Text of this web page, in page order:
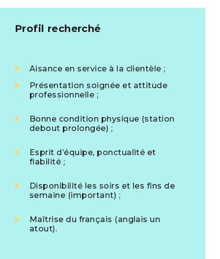
Profil recherché
Aisance en service à la clientèle ;
Présentation soignée et attitude
professionnelle ;
Bonne condition physique (station
debout prolongée) ;
Esprit d’équipe, ponctualité et
fiabilité ;
Disponibilité les soirs et les fins de
semaine (important) ;
Maîtrise du français (anglais un
atout).